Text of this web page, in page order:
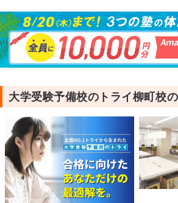
大学受験予備校のトライ柳町校